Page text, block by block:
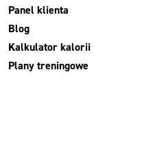
Panel klienta
Blog
Kalkulator kalorii
Plany treningowe